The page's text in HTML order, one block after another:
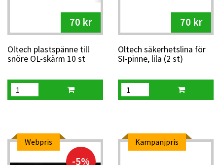
70 kr
Oltech plastspänne till
snöre OL-skärm 10 st
70 kr
Oltech säkerhetslina för
SI-pinne, lila (2 st)
Webpris
-5%
Kampanjpris